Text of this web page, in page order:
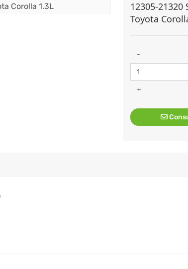
12305-
Toyota
-
+